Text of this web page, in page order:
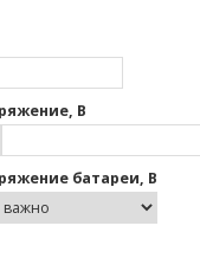
В
батареи, В